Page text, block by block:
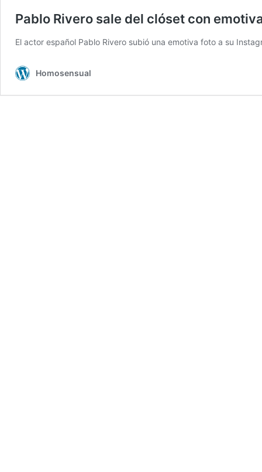
Pablo Rivero sale del clóset con
El actor español Pablo Rivero subió una emotiva foto a su
Homosensual